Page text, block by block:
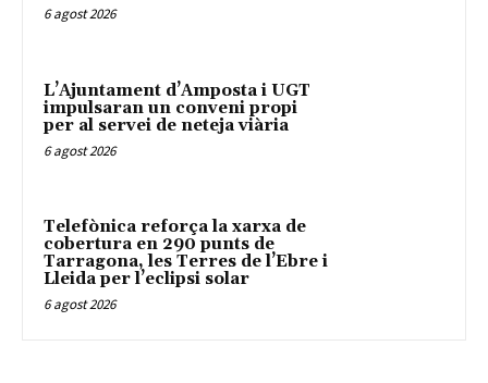
6 agost 2026
L’Ajuntament d’Amposta i UGT
impulsaran un conveni propi
per al servei de neteja viària
6 agost 2026
Telefònica reforça la xarxa de
cobertura en 290 punts de
Tarragona, les Terres de l’Ebre i
Lleida per l’eclipsi solar
6 agost 2026